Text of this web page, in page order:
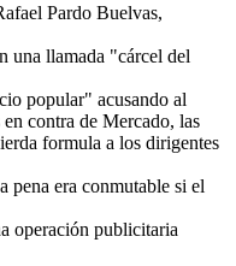
Pardo Buelvas,
una llamada "cárcel del
popular" acusando al
contra de Mercado, las
formula a los dirigentes
pena era conmutable si el
operación publicitaria